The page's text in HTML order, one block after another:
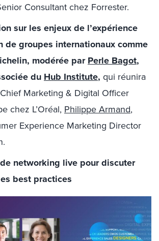
Consultant chez Forrester.
sur les enjeux de l’expérience
de groupes internationaux comme
modérée parPerle Bagot,
du Hub Institute, qui réunira
Marketing & Digital Officer
chez L’Oréal, Philippe Armand,
Experience Marketing Director
networking live pour discuter
best practices